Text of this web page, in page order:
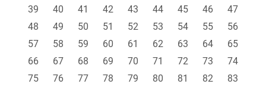
39
40 41 42 43 44 45 46
47
48
49 50 51 52 53 54 55
56
57
58 59 60 61 62 63 64
65
66
67 68 69 70 71 72 73
74
75
76 77 78 79 80 81 82
83